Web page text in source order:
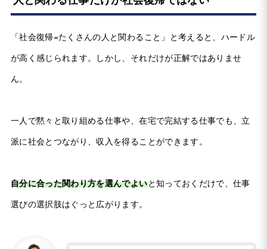
「社会復帰=たくさんの人と関わること」と考えると、ハードル
が高く感じられます。しかし、それだけが正解ではありませ
ん。
一人で黙々と取り組める仕事や、在宅で完結する仕事でも、立
派に社会とつながり、収入を得ることができます。
自分に合った関わり方を選んでよいと知っておくだけで、仕事
選びの選択肢はぐっと広がります。